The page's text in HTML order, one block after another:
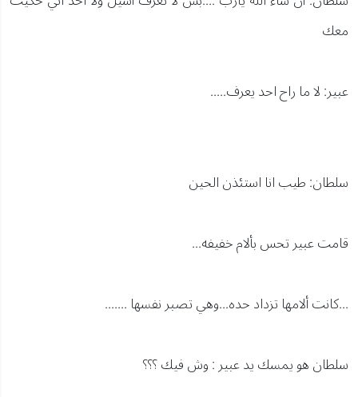
معك
عبير: لا ما راح احد يعرف.....
سلطان: طيب انا استئذن الحين
قامت عبير تحس بألام خفيفه...
...كانت ألامها تزداد حده...وهي تصبر نفسها .......
سلطان هو يمسك يد عبير : وش فيك ؟؟؟